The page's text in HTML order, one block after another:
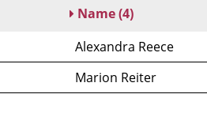
Name(4)
Alexandra Reece
Marion Reiter